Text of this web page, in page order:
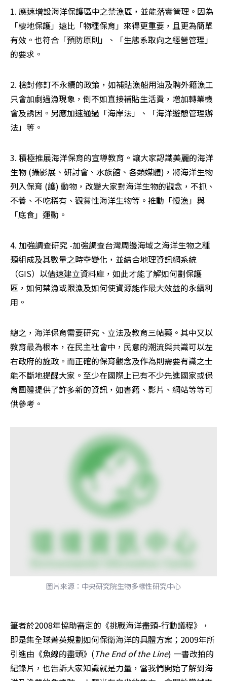
1. 應速增設海洋保護區中之禁漁區，並能落實管理。因為
「棲地保護」遠比「物種保育」來得更重要，且更為簡單
有效。也符合「預防原則」、「生態系取向之經營管理」
的要求。
2. 檢討修訂不永續的政策，如補貼漁船用油及聘外籍漁工
只會加劇過漁現象，倒不如直接補貼生活費，增加轉業機
會及誘因。另應加速通過「海岸法」、「海洋遊憩管理辦
法」等。
3. 積極推展海洋保育的宣導教育。讓大家認識美麗的海洋
生物 (攝影展、研討會、水族館、各類媒體)，將海洋生物
列入保育 (護) 動物，改變大家對海洋生物的觀念，不抓、
不養、不吃稀有、觀賞性海洋生物等。推動「慢漁」與
「底食」運動。
4. 加強調查研究 -加強調查台灣周邊海域之海洋生物之種
類組成及其數量之時空變化，並結合地理資訊網系統
（GIS）以儘速建立資料庫，如此才能了解如何劃保護
區，如何禁漁或限漁及如何使資源能作最大效益的永續利
用。
總之，海洋保育需要研究、立法及教育三帖藥。其中又以
教育最為根本，在民主社會中，民意的潮流與共識可以左
右政府的施政。而正確的保育觀念及作為則需要有識之士
能不斷地提醒大家。至少在國際上已有不少先進國家或保
育團體提供了許多新的資訊，如書籍、影片、網站等等可
供參考。
圖片來源：中央研究院生物多樣性研究中心
筆者於2008年協助審定的《挑戰海洋盡頭-行動議程》，
即是集全球菁英規劃如何保衛海洋的具體方案；2009年所
引進由《魚線的盡頭》(The End of the Line) 一書改拍的
紀錄片，也告訴大家知識就是力量，當我們開始了解到海